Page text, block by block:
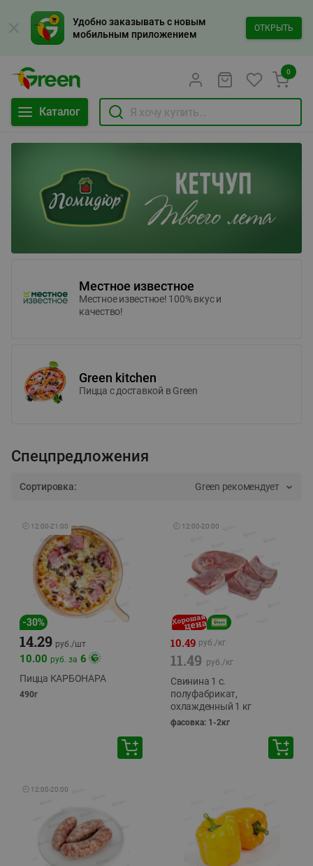
Удобно заказывать с новым
мобильным приложением
ОТКРЫТЬ
Каталог
0
Местное известное
Местное известное! 100% вкус и
качество!
Green kitchen
Пицца c доставкой в Green
Спецпредложения
Сортировка: Green рекомендует
🕘 12:00-21:00
-30%
14.29 руб./шт
10.00 руб. за 6
Пицца КАРБОНАРА
490г
🕘 12:00-20:00
10.49 руб./кг
11.49 руб./кг
Свинина 1 с.
полуфабрикат,
охлажденный 1 кг
фасовка: 1-2кг
🕘 12:00-20:00